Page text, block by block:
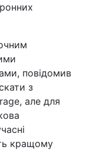
повідомив
з
але для
кращому